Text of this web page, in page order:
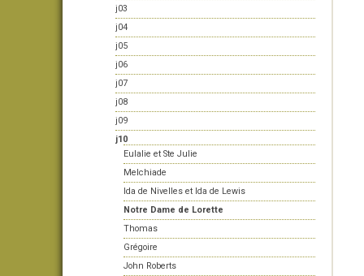
j03
j04
j05
j06
j07
j08
j09
j10
Eulalie et Ste Julie
Melchiade
Ida de Nivelles et Ida de Lewis
Notre Dame de Lorette
Thomas
Grégoire
John Roberts